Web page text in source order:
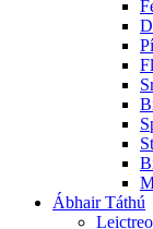
Ábhair Táthú